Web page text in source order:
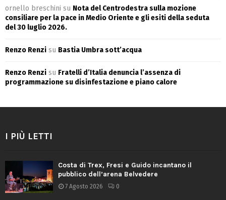
ornello breschini su Nota del Centrodestra sulla mozione
consiliare per la pace in Medio Oriente e gli esiti della seduta
del 30 luglio 2026.
Renzo Renzi su Bastia Umbra sott’acqua
Renzo Renzi su Fratelli d’Italia denuncia l’assenza di
programmazione su disinfestazione e piano calore
I PIÙ LETTI
Costa di Trex, Fresi e Guido incantano il
pubblico dell’arena Belvedere
7 Agosto 2026 0